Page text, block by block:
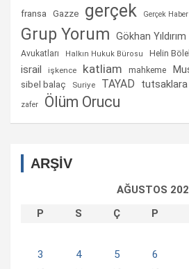
fransa Gazze gerçek Gerçek Haber
Grup Yorum Gökhan Yıldırım
Avukatları
Halkın Hukuk Bürosu Helin
israil işkence katliam mahkeme
sibel balaç Suriye TAYAD
zafer Ölüm Orucu
ARŞİV
AĞUSTOS
P
S Ç P
3
4 5 6